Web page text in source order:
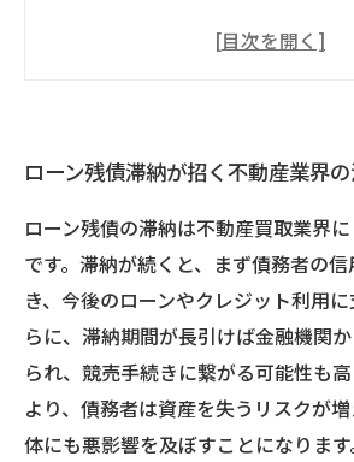
滞納問題が不動産流通に与える
な対策とは？
【解決の手順】滞納リスクを最
定した不動産取引を実現する方
専門家が教える！不動産買取時
いローン滞納のQ&A
ローン滞納問題からの回復スト
て不動産売買を進める秘訣
ローン残債滞納が招く不動産業界
ローン残債の滞納は不動産買取業界
です。滞納が続くと、まず債務者の
き、今後のローンやクレジット利用
らに、滞納期間が長引けば金融機関
られ、競売手続きに繋がる可能性も
より、債務者は資産を失うリスクが
体にも悪影響を及ぼすことになりま